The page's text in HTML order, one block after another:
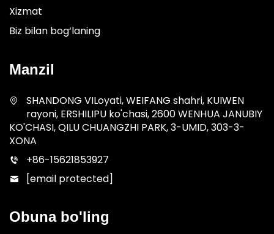
Xizmat
Biz bilan bog‘laning
Manzil
SHANDONG VILoyati, WEIFANG shahri, KUIWEN
rayoni, ERSHILIPU ko'chasi, 2600 WENHUA JANUBIY
KO'CHASI, QILU CHUANGZHI PARK, 3-UMID, 303-3-
XONA
+86-15621853927
[email protected]
Obuna bo'ling